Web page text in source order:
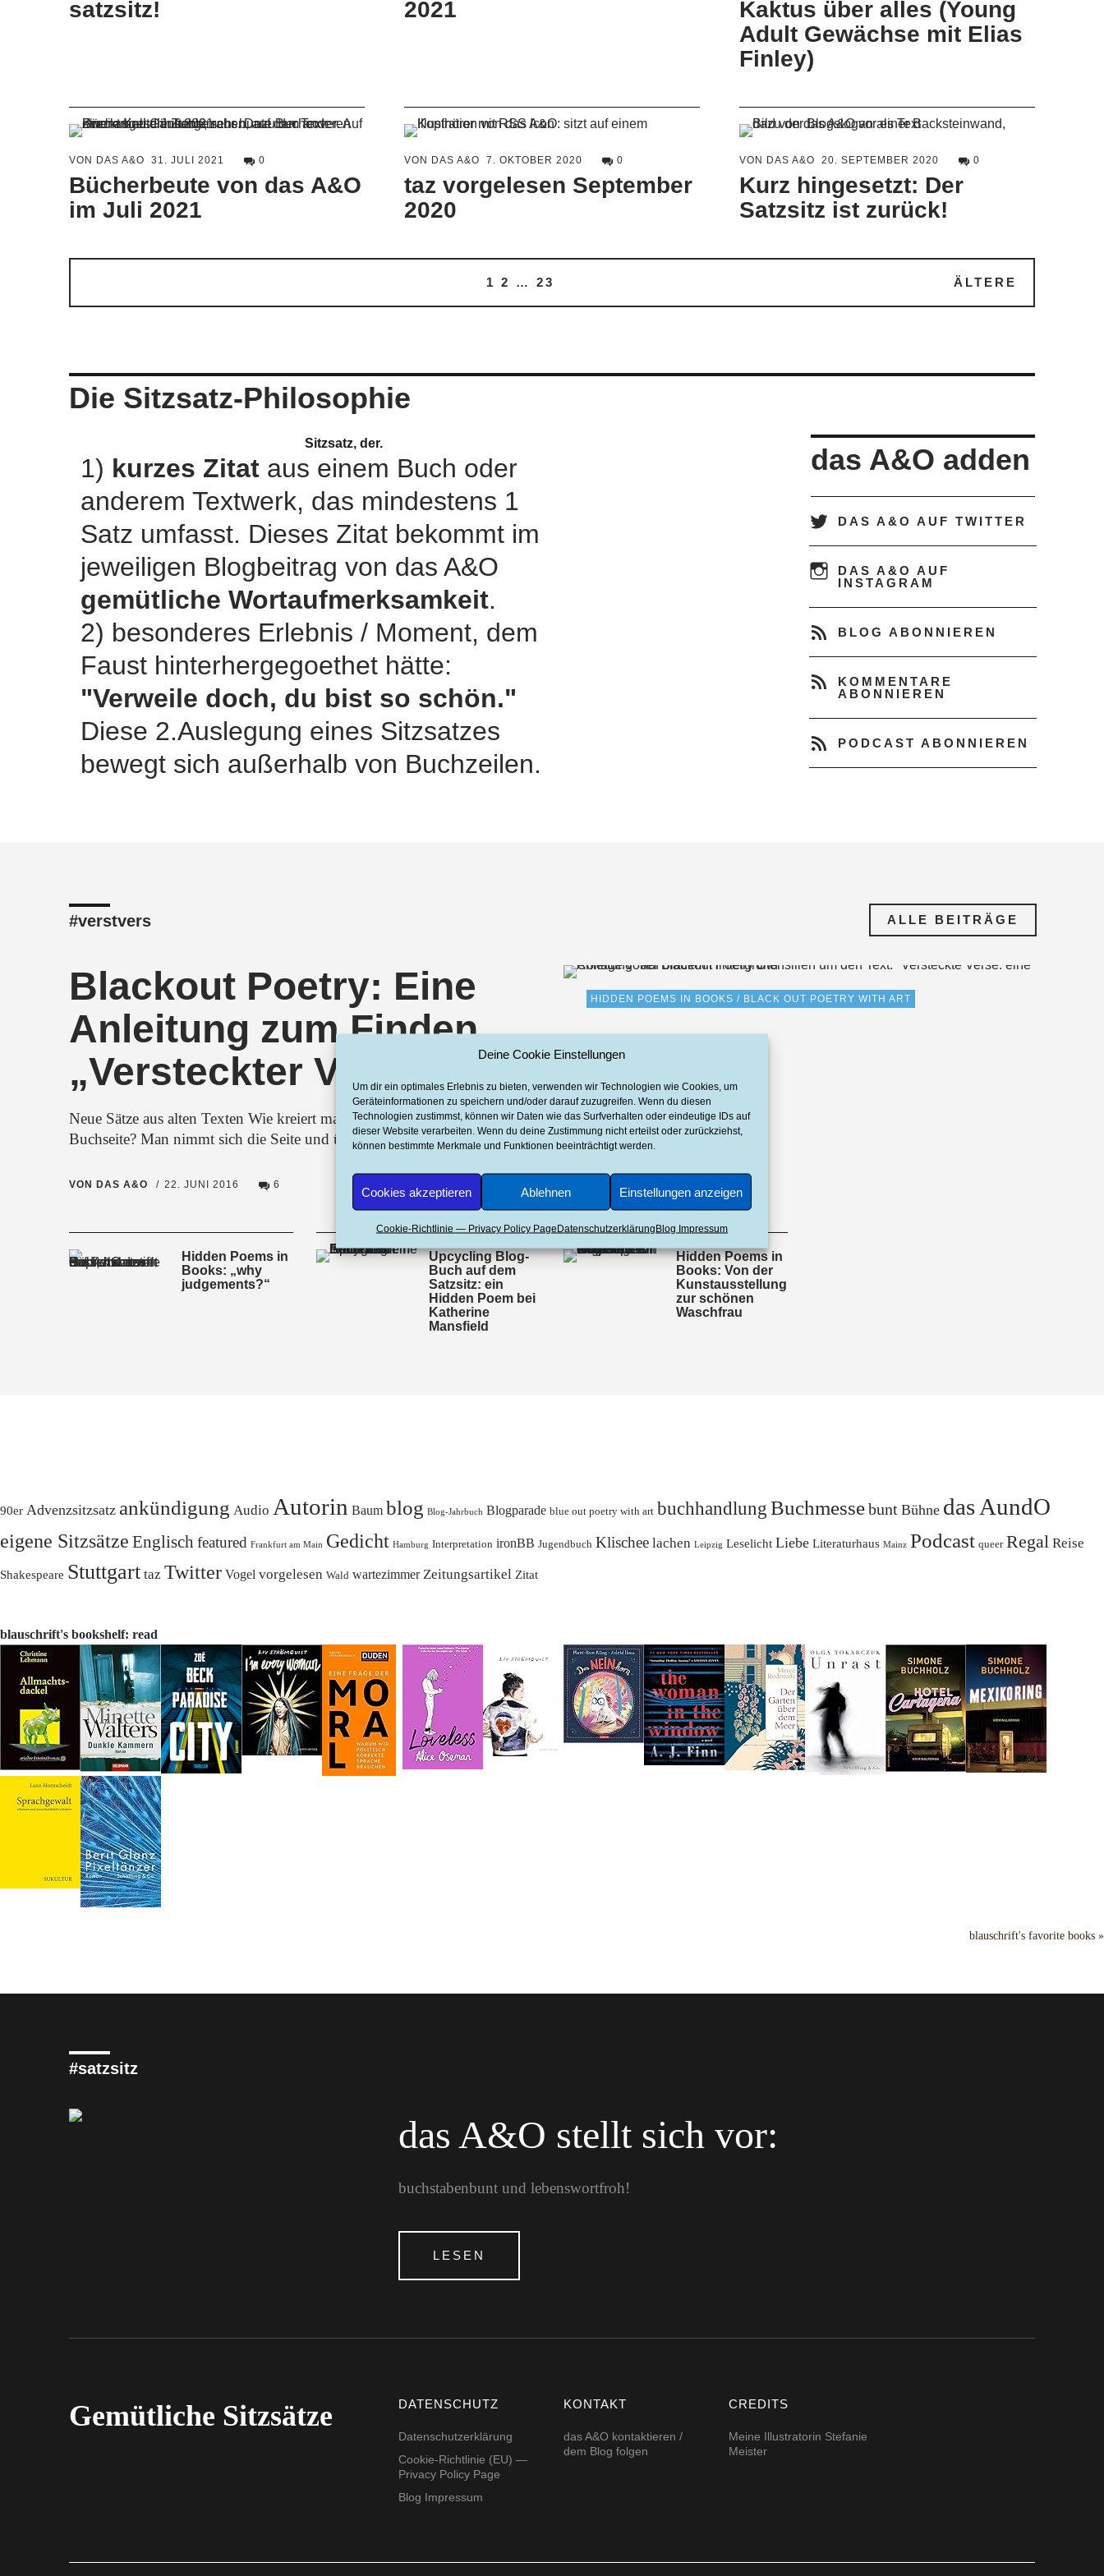
Deine Cookie Einstellungen
Um dir ein optimales Erlebnis zu bieten, verwenden wir Technologien wie Cookies, um
Geräteinformationen zu speichern und/oder darauf zuzugreifen. Wenn du diesen
Technologien zustimmst, können wir Daten wie das Surfverhalten oder eindeutige IDs auf
dieser Website verarbeiten. Wenn du deine Zustimmung nicht erteilst oder zurückziehst,
können bestimmte Merkmale und Funktionen beeinträchtigt werden.
Cookies akzeptieren Ablehnen Einstellungen anzeigen
Cookie-Richtlinie — Privacy Policy PageDatenschutzerklärungBlog Impressum
satzsitz!
2021
Kaktus über alles (Young
Adult Gewächse mit Elias
Finley)
VON DAS A&O 31. JULI 2021 0
Bücherbeute von das A&O
im Juli 2021
VON DAS A&O 7. OKTOBER 2020 0
taz vorgelesen September
2020
VON DAS A&O 20. SEPTEMBER 2020 0
Kurz hingesetzt: Der
Satzsitz ist zurück!
1 2 … 23 ÄLTERE
Die Sitzsatz-Philosophie
Sitzsatz, der.
1) kurzes Zitat aus einem Buch oder
anderem Textwerk, das mindestens 1
Satz umfasst. Dieses Zitat bekommt im
jeweiligen Blogbeitrag von das A&O
gemütliche Wortaufmerksamkeit.
2) besonderes Erlebnis / Moment, dem
Faust hinterhergegoethet hätte:
"Verweile doch, du bist so schön."
Diese 2.Auslegung eines Sitzsatzes
bewegt sich außerhalb von Buchzeilen.
das A&O adden
DAS A&O AUF TWITTER
DAS A&O AUF
INSTAGRAM
BLOG ABONNIEREN
KOMMENTARE
ABONNIEREN
PODCAST ABONNIEREN
#verstvers ALLE BEITRÄGE
HIDDEN POEMS IN BOOKS / BLACK OUT POETRY WITH ART
Blackout Poetry: Eine
Anleitung zum Finden
„Versteckter Verse“
Neue Sätze aus alten Texten Wie kreiert man ein Gedicht aus und auf einer
Buchseite? Man nimmt sich die Seite und übermalt alle…
VON DAS A&O 22. JUNI 2016 6
Hidden Poems in
Books: „why
judgements?“
Upcycling Blog-
Buch auf dem
Satzsitz: ein
Hidden Poem bei
Katherine
Mansfield
Hidden Poems in
Books: Von der
Kunstausstellung
zur schönen
Waschfrau
90er Advenzsitzsatz ankündigung Audio Autorin Baum blog Blog-Jahrbuch Blogparade blue out poetry with art buchhandlung Buchmessebunt Bühne das AundO
eigene Sitzsätze Englisch featured Frankfurt am Main Gedicht Hamburg Interpretation ironBB Jugendbuch Klischee lachen Leipzig Leselicht Liebe Literaturhaus Mainz Podcast queer Regal Reise
Shakespeare Stuttgart taz Twitter Vogel vorgelesen Wald wartezimmer Zeitungsartikel Zitat
blauschrift's bookshelf: read
blauschrift's favorite books »
#satzsitz
das A&O stellt sich vor:
buchstabenbunt und lebenswortfroh!
LESEN
Gemütliche Sitzsätze DATENSCHUTZ
Datenschutzerklärung
Cookie-Richtlinie (EU) —
Privacy Policy Page
Blog Impressum
KONTAKT
das A&O kontaktieren /
dem Blog folgen
CREDITS
Meine Illustratorin Stefanie
Meister